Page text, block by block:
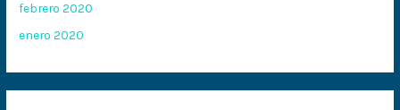
febrero 2020
enero 2020